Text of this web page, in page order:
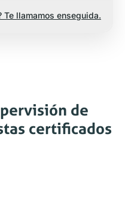
Te llamamos enseguida.
de
certificados